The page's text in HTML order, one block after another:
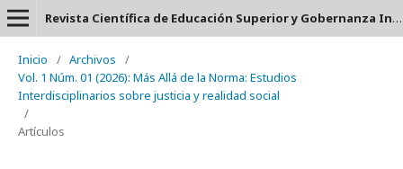
Revista Científica de Educación Superior y Gobernanza Interuniversitaria Aula 24 - ISSN: 2953-660X
Inicio / Archivos
/
Vol. 1 Núm. 01 (2026): Más Allá de la Norma: Estudios
Interdisciplinarios sobre justicia y realidad social
/
Artículos